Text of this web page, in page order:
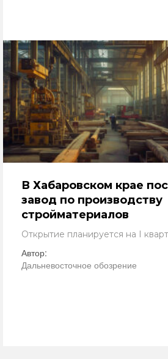
В Хабаровском крае
завод по производству
стройматериалов
Открытие планируется на I
Автор:
Дальневосточное обозрение